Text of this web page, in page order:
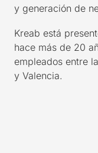
y generación de
Kreab está
hace más de 20
empleados entre
y Valencia.